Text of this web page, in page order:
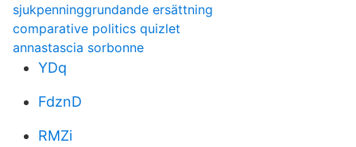
sjukpenninggrundande ersättning
comparative politics quizlet
annastascia sorbonne
YDq
FdznD
RMZi